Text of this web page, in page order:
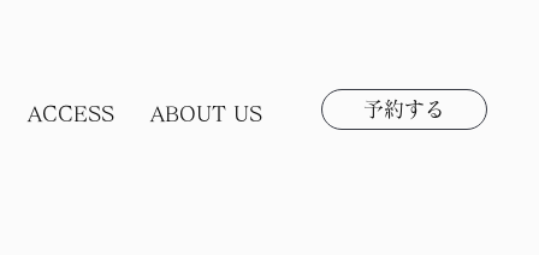
ACCESS ABOUT US 予約する